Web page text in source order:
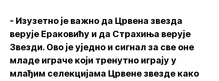
- Изузетно је важно да Црвена звезда
верује Ераковићу и да Страхиња верује
Звезди. Ово је уједно и сигнал за све оне
младе играче који тренутно играју у
млађим селекцијама Црвене звезде како